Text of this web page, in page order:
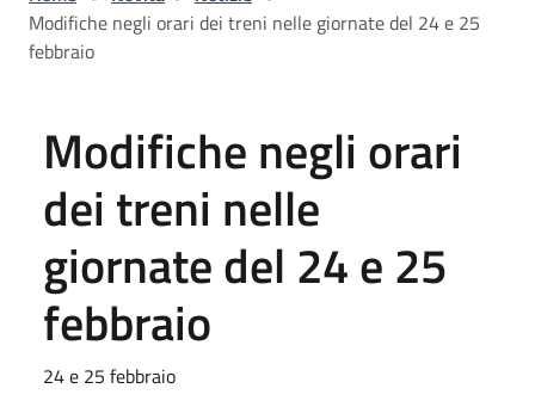
Modifiche negli orari dei treni nelle giornate del 24 e 25
febbraio
Modifiche negli orari
dei treni nelle
giornate del 24 e 25
febbraio
24 e 25 febbraio